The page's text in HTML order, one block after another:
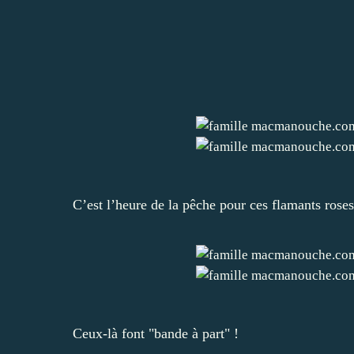
C’est l’heure de la pêche pour ces flamants
Ceux-là font "bande à part" !